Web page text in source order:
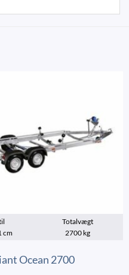
cm
Totalvægt
2700 kg
Ocean 2700